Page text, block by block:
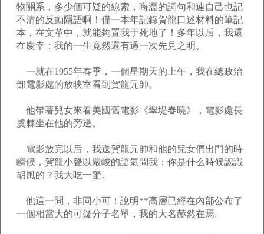
物關系，多少個可疑的線索，晦澀的詞句和連自己也記
不清的反動隱語啊！僅一本年記錄賀龍口述材料的筆記
本，在文革中，就能夠置我于死地了！多年以后，我還
在慶幸：我的一生竟然還有過一次先見之明。
一就在1955年春季，一個星期天的上午，我在總政治
部電影處的放映室看到賀龍元帥。
他帶著兒女來看美國舊電影《翠堤春曉》，電影處長
虞棘坐在他的旁邊。
電影放完以后，我送賀龍元帥和他的兒女們出門的時
瞬候，賀龍小聲以嚴峻的語氣問我：你是什么時候認識
胡風的？我大吃一驚。
他這一問，非同小可！說明**高層已經在內部公布了
一個相當大的可疑分子名單，我的大名赫然在焉。